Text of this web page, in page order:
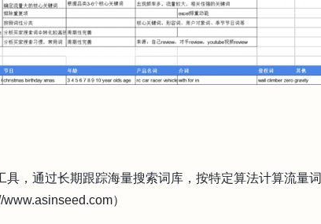
具，通过长期跟踪海量搜索词库，按特定算法计算流量词
）